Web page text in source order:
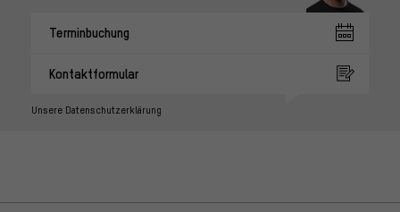
Terminbuchung
Kontaktformular
Unsere Datenschutzerklärung